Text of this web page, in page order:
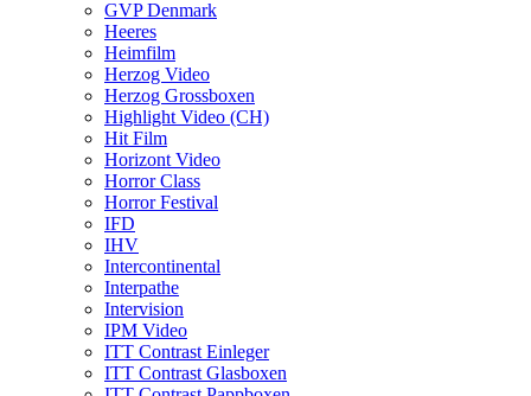
GVP Denmark
Heeres
Heimfilm
Herzog Video
Herzog Grossboxen
Highlight Video (CH)
Hit Film
Horizont Video
Horror Class
Horror Festival
IFD
IHV
Intercontinental
Interpathe
Intervision
IPM Video
ITT Contrast Einleger
ITT Contrast Glasboxen